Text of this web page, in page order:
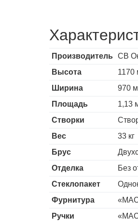
Производитель
СВ
Высота
1170
Ширина
970
Площадь
1,13
Створки
Вес
33 кг
Брус
Отделка
Без
Стеклопакет
Фурнитура
Ручки